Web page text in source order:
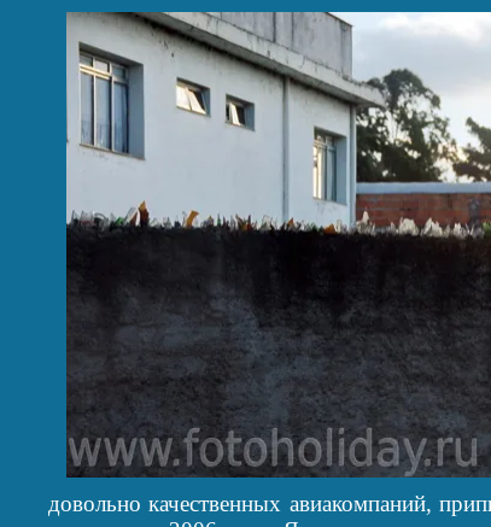
довольно качественных авиакомпаний,